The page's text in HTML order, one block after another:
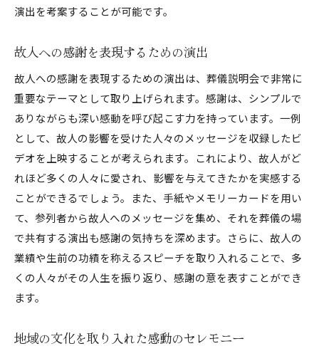
演出を考案することが可能です。
故人への感謝を表現するための演出
故人への感謝を表現するための演出は、葬儀説明会で非常に
重要なテーマとして取り上げられます。感謝は、シンプルで
ありながらも深い感動を呼び起こす力を持っています。一例
として、故人の影響を受けた人々のメッセージを収録したビ
デオを上映することが考えられます。これにより、故人がど
れほど多くの人々に愛され、影響を与えてきたかを実感する
ことができるでしょう。また、手紙やメモリーカードを用い
て、参列者から故人へのメッセージを集め、それを葬儀の場
で共有する演出も感謝の気持ちを深めます。さらに、故人の
業績や生前の功績を称えるスピーチを取り入れることで、多
くの人々がその人生を振り返り、感謝の意を表すことができ
ます。
地域の文化を取り入れた感動のセレモニー